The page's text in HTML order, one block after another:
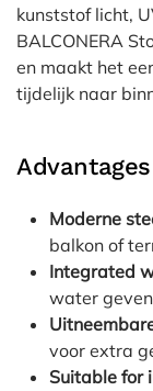
kunststof licht,
BALCONERA
en maakt het
tijdelijk naar
Advantages
Moderne
balkon of
Integrated
water geven
voor extra
Suitable for